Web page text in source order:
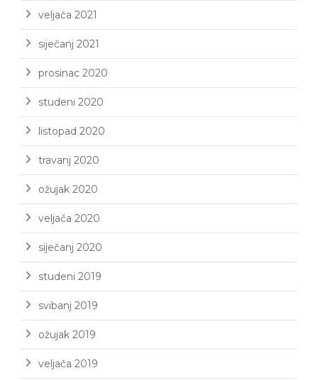
veljača 2021
siječanj 2021
prosinac 2020
studeni 2020
listopad 2020
travanj 2020
ožujak 2020
veljača 2020
siječanj 2020
studeni 2019
svibanj 2019
ožujak 2019
veljača 2019